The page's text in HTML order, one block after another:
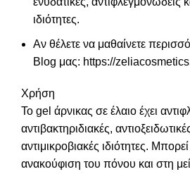
ιδιότητες.
Αν θέλετε να μαθαίνετε
Blog μας: https://
Χρήση
Το gel άρνικας σε έλαιο έχει
αντιβακτηριδιακές,
αντιμικροβιακές ιδιότητες.
ανακούφιση του πόνου και στη